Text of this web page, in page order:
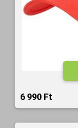
6 990 Ft‎